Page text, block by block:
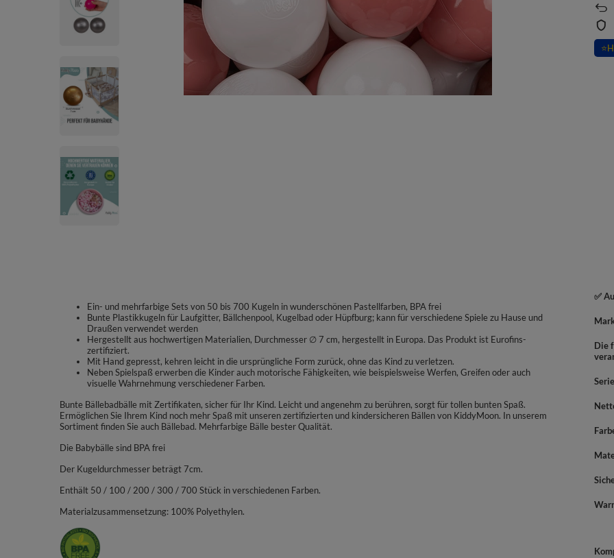
⭐
Ein- und mehrfarbige Sets von 50 bis 700 Kugeln in wunderschönen Pastellfarben, BPA frei
Bunte Plastikkugeln für Laufgitter, Bällchenpool, Kugelbad oder Hüpfburg; kann für verschiedene Spiele zu Hause und
Draußen verwendet werden
Hergestellt aus hochwertigen Materialien, Durchmesser ∅ 7 cm, hergestellt in Europa. Das Produkt ist Eurofins-
zertifiziert.
Mit Hand gepresst, kehren leicht in die ursprüngliche Form zurück, ohne das Kind zu verletzen.
Neben Spielspaß erwerben die Kinder auch motorische Fähigkeiten, wie beispielsweise Werfen, Greifen oder auch
visuelle Wahrnehmung verschiedener Farben.
Bunte Bällebadbälle mit Zertifikaten, sicher für Ihr Kind. Leicht und angenehm zu berühren, sorgt für tollen bunten Spaß.
Ermöglichen Sie Ihrem Kind noch mehr Spaß mit unseren zertifizierten und kindersicheren Bällen von KiddyMoon. In unserem
Sortiment finden Sie auch Bällebad. Mehrfarbige Bälle bester Qualität.
Die Babybälle sind BPA frei
Der Kugeldurchmesser beträgt 7cm.
Enthält 50 / 100 / 200 / 300 / 700 Stück in verschiedenen Farben.
Materialzusammensetzung: 100% Polyethylen.
✅
Die
Serie